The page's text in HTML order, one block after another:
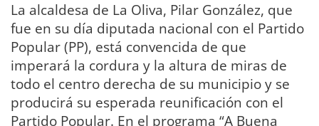
La alcaldesa de La Oliva, Pilar González, que
fue en su día diputada nacional con el Partido
Popular (PP), está convencida de que
imperará la cordura y la altura de miras de
todo el centro derecha de su municipio y se
producirá su esperada reunificación con el
Partido Popular. En el programa “A Buena